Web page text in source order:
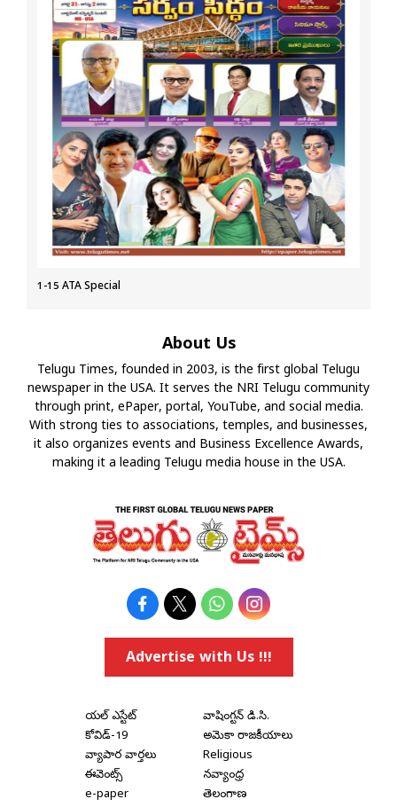
1-15 ATA Special
About Us
Telugu Times, founded in 2003, is the first global Telugu
newspaper in the USA. It serves the NRI Telugu community
through print, ePaper, portal, YouTube, and social media.
With strong ties to associations, temples, and businesses,
it also organizes events and Business Excellence Awards,
making it a leading Telugu media house in the USA.
Advertise with Us !!!
రియల్ ఎస్టేట్
కోవిడ్-19
వ్యాపార వార్తలు
ఈవెంట్స్
e-paper
వాషింగ్టన్ డి.సి.
అమెరికా రాజకీయాలు
Religious
నవ్యాంధ్ర
తెలంగాణ